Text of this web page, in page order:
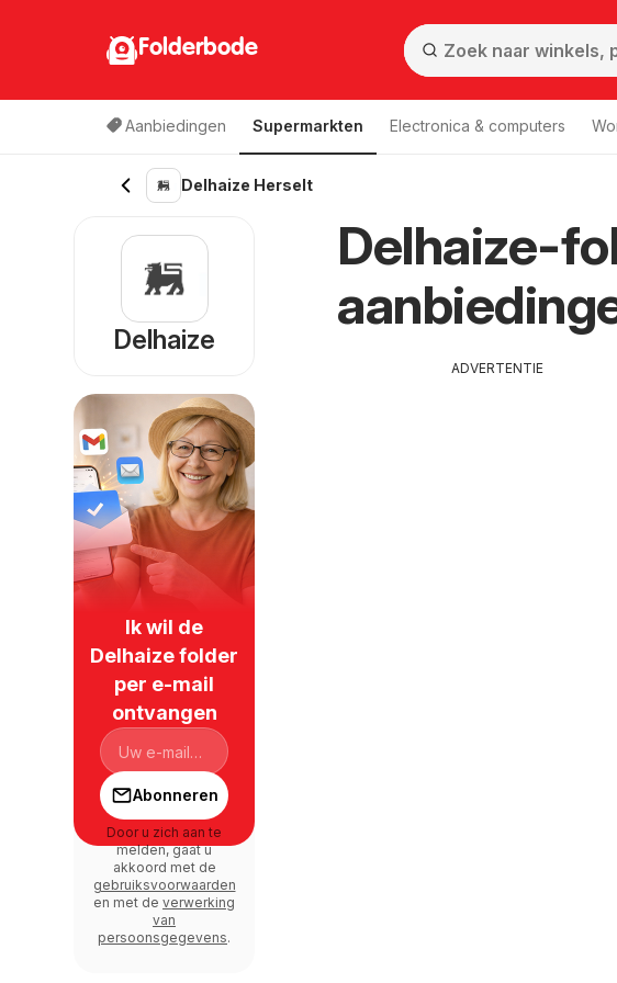
Folderbode
Aanbiedingen Supermarkten Electronica & computers
Delhaize Herselt
Delhaize-
ADVERTENTIE
Delhaize
Ik wil de
Delhaize folder
per e-mail
ontvangen
Abonneren
Door u zich aan te
melden, gaat u
akkoord met de
gebruiksvoorwaarden
en met de verwerking
van
persoonsgegevens.